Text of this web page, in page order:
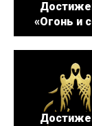
«Огонь и